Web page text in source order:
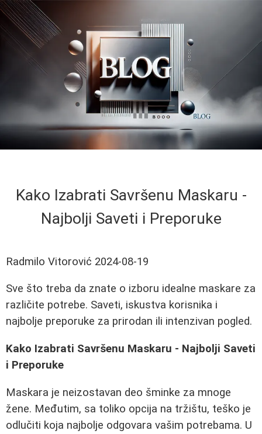
Kako Izabrati Savršenu Maskaru -
Najbolji Saveti i Preporuke
Radmilo Vitorović 2024-08-19
Sve što treba da znate o izboru idealne maskare za
različite potrebe. Saveti, iskustva korisnika i
najbolje preporuke za prirodan ili intenzivan pogled.
Kako Izabrati Savršenu Maskaru - Najbolji Saveti
i Preporuke
Maskara je neizostavan deo šminke za mnoge
žene. Međutim, sa toliko opcija na tržištu, teško je
odlučiti koja najbolje odgovara vašim potrebama. U